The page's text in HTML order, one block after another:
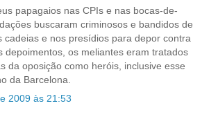
papagaios nas CPIs e nas bocas-de-
buscaram criminosos e bandidos de
cadeias e nos presídios para depor contra
depoimentos, os meliantes eram tratados
da oposição como heróis, inclusive esse
da Barcelona.
2009 às 21:53